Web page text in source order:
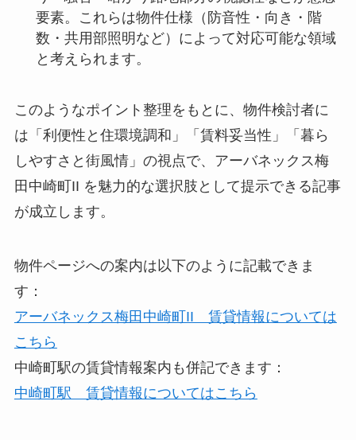
要素。これらは物件仕様（防音性・向き・階
数・共用部照明など）によって対応可能な領域
と考えられます。
このようなポイント整理をもとに、物件検討者に
は「利便性と住環境調和」「賃料妥当性」「暮ら
しやすさと街風情」の視点で、アーバネックス梅
田中崎町II を魅力的な選択肢として提示できる記事
が成立します。
物件ページへの案内は以下のように記載できま
す：
アーバネックス梅田中崎町II 賃貸情報については
こちら
中崎町駅の賃貸情報案内も併記できます：
中崎町駅 賃貸情報についてはこちら